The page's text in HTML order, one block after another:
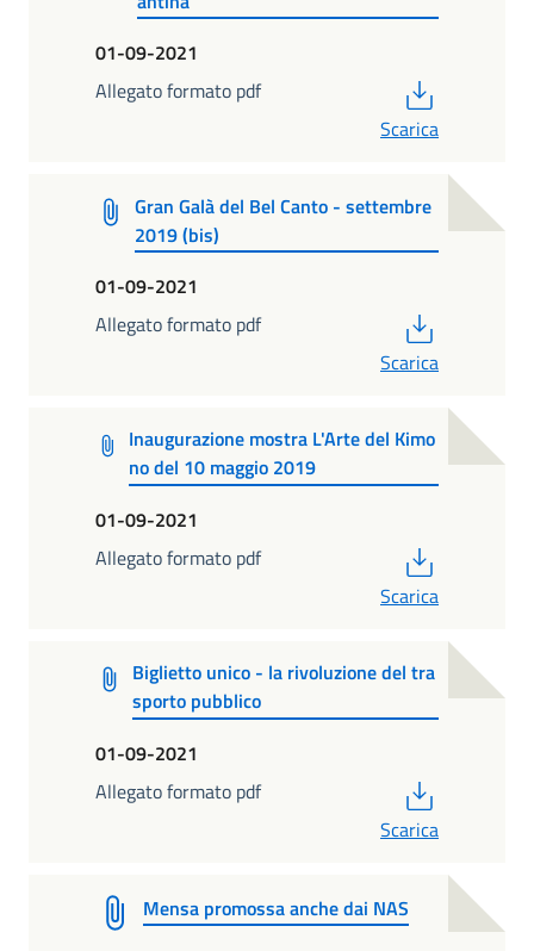
01-09-2021
Allegato formato pdf
Scarica
Gran Galà del Bel Canto - settembre
2019 (bis)
01-09-2021
Allegato formato pdf
Scarica
Inaugurazione mostra L'Arte del Kimo
no del 10 maggio 2019
01-09-2021
Allegato formato pdf
Scarica
Biglietto unico - la rivoluzione del tra
sporto pubblico
01-09-2021
Allegato formato pdf
Scarica
Mensa promossa anche dai NAS